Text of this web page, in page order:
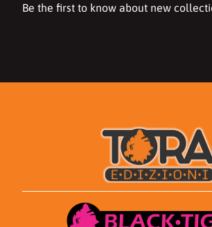
Be the first to know about new
Casa
Casa